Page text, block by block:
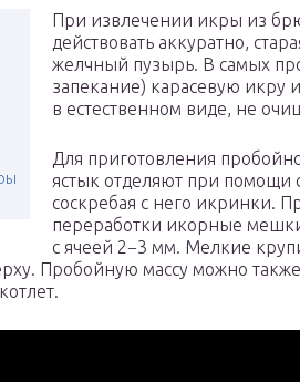
При извлечении икры из
действовать аккуратно,
желчный пузырь. В самых
запекание) карасевую икру
в естественном виде, не
Для приготовления
ястык отделяют при помощи
соскребая с него икринки.
переработки икорные
с ячеей 2−3 мм. Мелкие
Пробойную массу можно